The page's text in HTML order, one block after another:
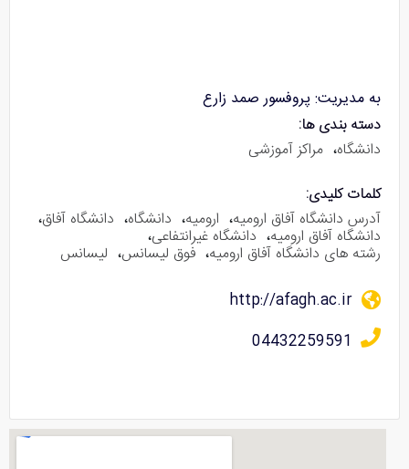
به مدیریت: پروفسور صمد زارع
دسته بندی ها:
دانشگاه، مراکز آموزشی
کلمات کلیدی:
آدرس دانشگاه آفاق ارومیه، ارومیه، دانشگاه، دانشگاه آفاق،
دانشگاه آفاق ارومیه، دانشگاه غیرانتفاعی،
رشته های دانشگاه آفاق ارومیه، فوق لیسانس، لیسانس
http://afagh.ac.ir
04432259591